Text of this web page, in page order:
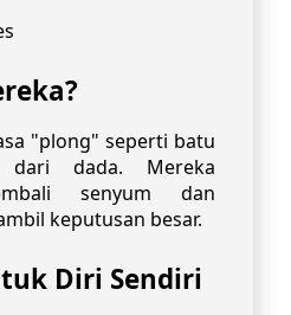
"plong" seperti batu
dari dada. Mereka
senyum dan
keputusan besar.
Diri Sendiri